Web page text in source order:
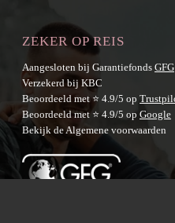
ZEKER OP REIS
Aangesloten bij Garantiefonds GFG
Verzekerd bij KBC
Beoordeeld met ⭐ 4.9/5 op
Beoordeeld met ⭐ 4.9/5 op Google
Bekijk de Algemene voorwaarden